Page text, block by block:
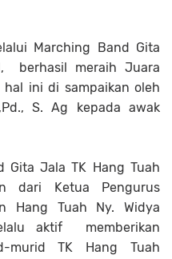
Marching Band Gita
berhasil meraih Juara
ini di sampaikan oleh
S. Ag kepada awak
Gita Jala TK Hang Tuah
dari Ketua Pengurus
Hang Tuah Ny. Widya
aktif memberikan
murid TK Hang Tuah